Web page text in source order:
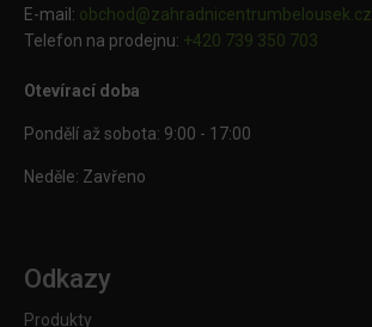
E-mail: obchod@zahradnicentrumbelousek.cz
Telefon na prodejnu: +420 739 350 703
Otevírací doba
Pondělí až sobota: 9:00 - 17:00
Neděle: Zavřeno
Odkazy
Produkty